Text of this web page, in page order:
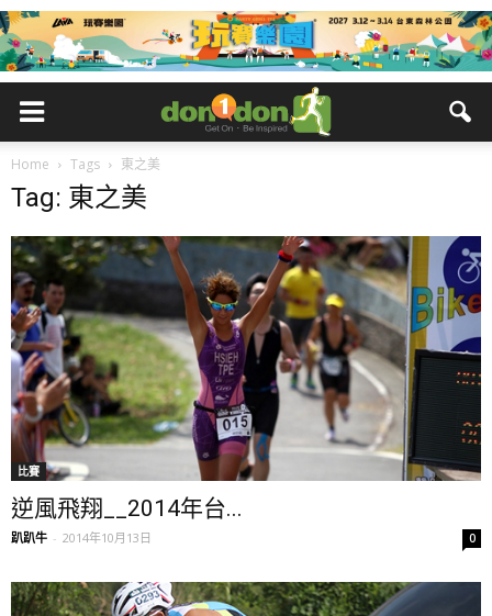
Home Tags 東之美
Tag: 東之美
比賽
逆風飛翔__2014年台...
趴趴牛 - 2014年10月13日 0